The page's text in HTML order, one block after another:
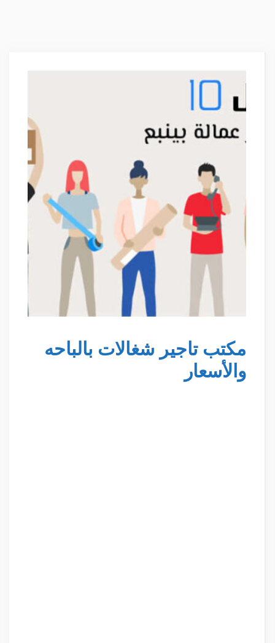
مكتب تاجير شغالات بالباحه
والأسعار